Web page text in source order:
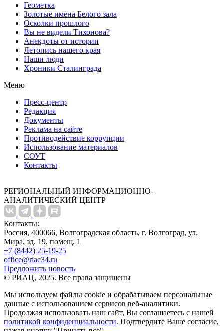
Геометка
Золотые имена Белого зала
Осколки прошлого
Вы не видели Тихонова?
Анекдоты от истории
Летопись нашего края
Наши люди
Хроники Сталинграда
Меню
Пресс-центр
Редакция
Документы
Реклама на сайте
Противодействие коррупции
Использование материалов
СОУТ
Контакты
РЕГИОНАЛЬНЫЙ ИНФОРМАЦИОННО-
АНАЛИТИЧЕСКИЙ ЦЕНТР
Контакты:
Россия, 400066, Волгоградская область, г. Волгоград, ул.
Мира, зд. 19, помещ. 1
+7 (8442) 25-19-25
office@riac34.ru
Предложить новость
© РИАЦ, 2025. Все права защищены
Мы используем файлы сookie и обрабатываем персональные
данные с использованием сервисов веб-аналитики.
Продолжая использовать наш сайт, Вы соглашаетесь с нашей
политикой конфиденциальности. Подтвердите Ваше согласие,